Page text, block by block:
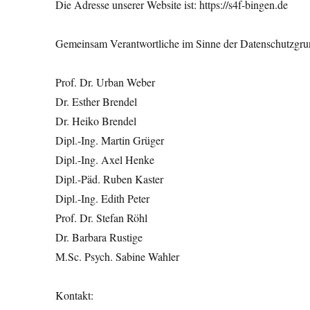
Die Adresse unserer Website ist: https://s4f-bingen.de
Gemeinsam Verantwortliche im Sinne der
Prof. Dr. Urban Weber
Dr. Esther Brendel
Dr. Heiko Brendel
Dipl.-Ing. Martin Grüger
Dipl.-Ing. Axel Henke
Dipl.-Päd. Ruben Kaster
Dipl.-Ing. Edith Peter
Prof. Dr. Stefan Röhl
Dr. Barbara Rustige
M.Sc. Psych. Sabine Wahler
Kontakt: